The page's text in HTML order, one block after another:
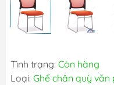
Tình trạng: Còn hàng
Loại: Ghế chân quỳ